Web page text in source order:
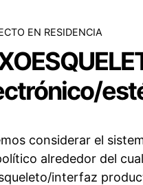
EN RESIDENCIA
considerar el
alrededor del
interfaz